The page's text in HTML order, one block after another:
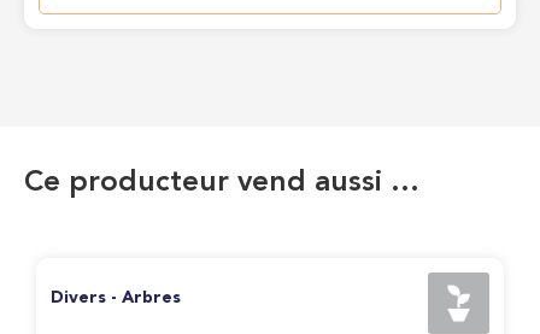
Ce producteur vend aussi …
Divers - Arbres